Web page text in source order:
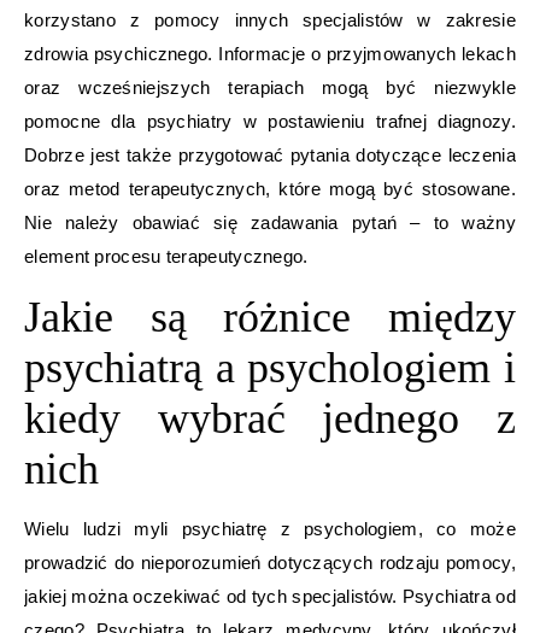
korzystano z pomocy innych specjalistów w zakresie
zdrowia psychicznego. Informacje o przyjmowanych lekach
oraz wcześniejszych terapiach mogą być niezwykle
pomocne dla psychiatry w postawieniu trafnej diagnozy.
Dobrze jest także przygotować pytania dotyczące leczenia
oraz metod terapeutycznych, które mogą być stosowane.
Nie należy obawiać się zadawania pytań – to ważny
element procesu terapeutycznego.
Jakie są różnice między
psychiatrą a psychologiem i
kiedy wybrać jednego z
nich
Wielu ludzi myli psychiatrę z psychologiem, co może
prowadzić do nieporozumień dotyczących rodzaju pomocy,
jakiej można oczekiwać od tych specjalistów. Psychiatra od